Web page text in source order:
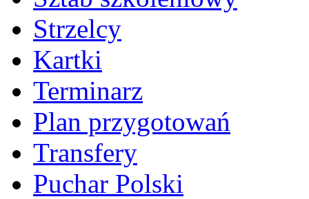
Strzelcy
Kartki
Terminarz
Plan przygotowań
Transfery
Puchar Polski